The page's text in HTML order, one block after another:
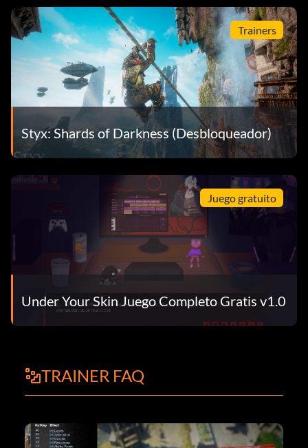
Trainers
Styx: Shards of Darkness (Desbloqueador)
Juego gratuito
Under Your Skin Juego Completo Gratis v1.0
TRAINER FAQ